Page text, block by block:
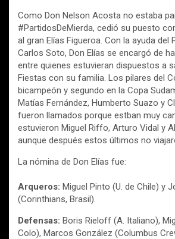
Como Don Nelson Acosta no estaba
#PartidosDeMierda, cedió su puesto
al gran Elías Figueroa. Con la ayuda del
Carlos Soto, Don Elías se encargó de
entre quienes estuvieran dispuestos a
Fiestas con su familia. Los pilares del
bicampeón y segundo en la Copa
Matías Fernández, Humberto Suazo y
fueron llamados porque estban muy
estuvieron Miguel Riffo, Arturo Vidal y
aunque después estos últimos no
La nómina de Don Elías fue:
Arqueros: Miguel Pinto (U. de Chile) y
(Corinthians, Brasil).
Defensas: Boris Rieloff (A. Italiano),
Colo), Marcos González (Columbus